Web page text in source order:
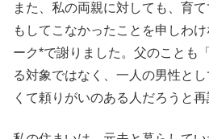
また、私の両親に対しても、育
もしてこなかったことを申しわ
ーク*で謝りました。父のことも
る対象ではなく、一人の男性と
くて頼りがいのある人だろうと再